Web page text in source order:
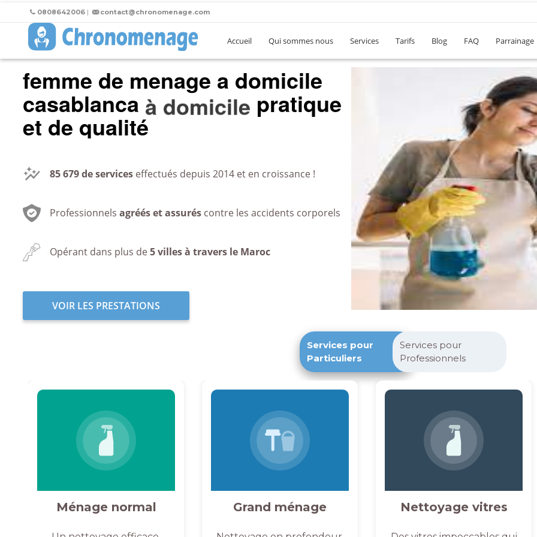
0808642006 | contact@chronomenage.com
Accueil Qui sommes nous Services Tarifs Blog FAQ Parrainage
femme de menage a domicile
casablanca au bureaupratique
et de qualité
85 679de services effectués depuis 2014 et en croissance !
Professionnels agréés et assurés contre les accidents corporels
Opérant dans plus de5 villes à travers le Maroc
VOIR LES PRESTATIONS
Services pour
Particuliers
Services pour
Professionnels
Ménage normal Grand ménage Nettoyage vitres